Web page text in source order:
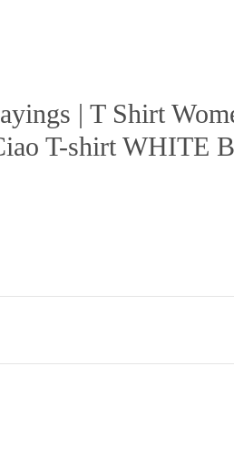
| T Shirt
T-shirt WHITE